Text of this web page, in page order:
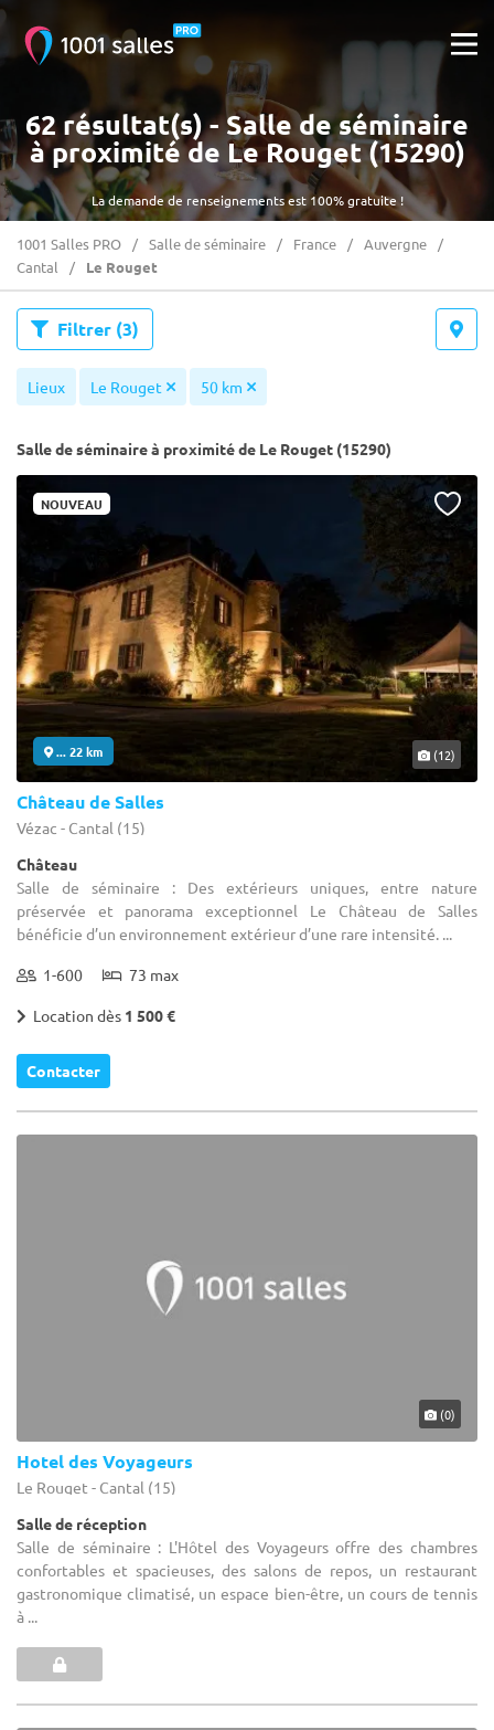
La demande de renseignements est 100% gratuite !
62 résultat(s) - Salle de séminaire
à proximité de Le Rouget (15290)
1001 Salles PRO Salle de séminaire France
Auvergne
Cantal
Le Rouget
Filtrer (3)
Lieux Le Rouget 50 km
Salle de séminaire à proximité de Le Rouget (15290)
NOUVEAU
... 22 km (12)
Château de Salles
Vézac - Cantal (15)
Château
Salle de séminaire : Des extérieurs uniques, entre nature
préservée et panorama exceptionnel Le Château de Salles
bénéficie d’un environnement extérieur d’une rare intensité. ...
1-600 73 max
Location dès 1 500 €
Contacter
(0)
Hotel des Voyageurs
Le Rouget - Cantal (15)
Salle de réception
Salle de séminaire : L'Hôtel des Voyageurs offre des chambres
confortables et spacieuses, des salons de repos, un restaurant
gastronomique climatisé, un espace bien-être, un cours de tennis
à ...